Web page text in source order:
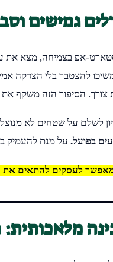
גמישים
אפ בצמיחה, מצא את
להצטבר בלי הצדקה
הסיפור הזה משקף את
לשלם על שטחים לא
בפועל. על מנת להעמיק
לעסקים להתאים את
מלאכותית: